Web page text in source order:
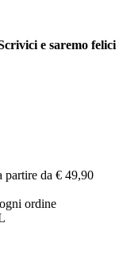
e saremo felici
partire da € 49,90
ordine